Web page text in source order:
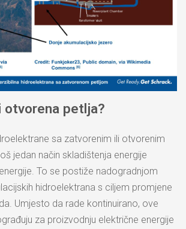
otvorena petlja?
sa zatvorenim ili otvorenim
jedan način skladištenja energije
To se postiže nadogradnjom
hidroelektrana s ciljem promjene
Umjesto da rade kontinuirano, ove
za proizvodnju električne energije